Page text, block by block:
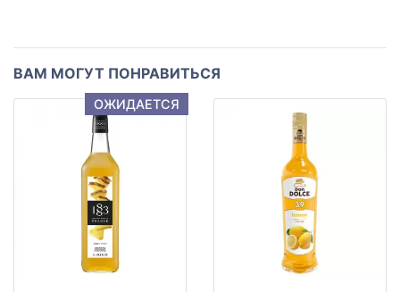
ВАМ МОГУТ ПОНРАВИТЬСЯ
ОЖИДАЕТСЯ